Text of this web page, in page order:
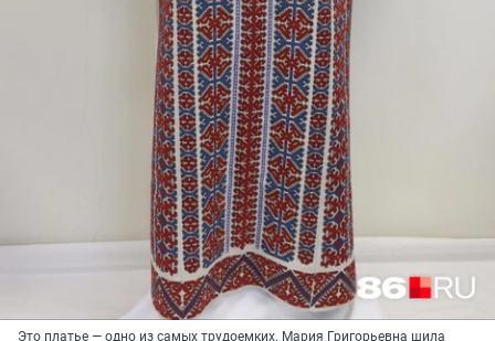
Это платье — одно из самых трудоемких. Мария Григорьевна шила